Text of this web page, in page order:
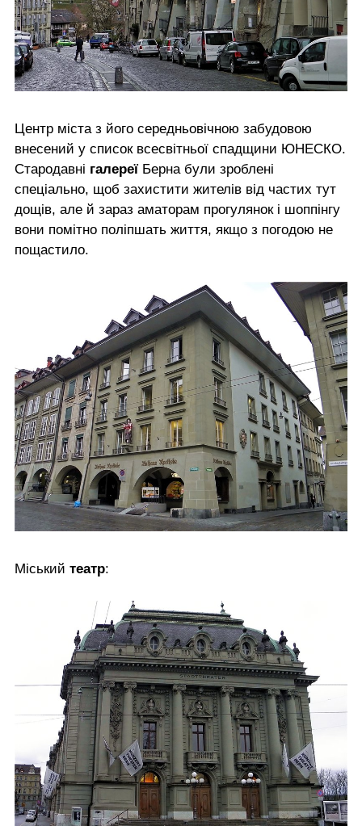
Центр міста з його середньовічною забудовою
внесений у список всесвітньої спадщини ЮНЕСКО.
Стародавні галереї Берна були зроблені
спеціально, щоб захистити жителів від частих тут
дощів, але й зараз аматорам прогулянок і шоппінгу
вони помітно поліпшать життя, якщо з погодою не
пощастило.
Міський театр: